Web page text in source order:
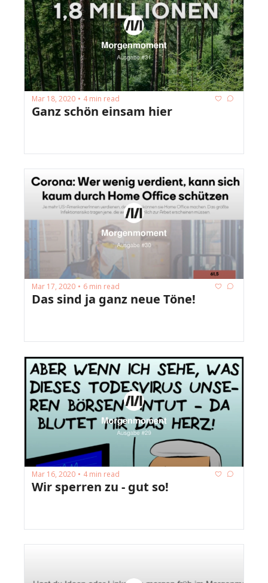
Mar 18, 2020 • 4 min read
Ganz schön einsam hier
Mar 17, 2020 • 6 min read
Das sind ja ganz neue Töne!
Mar 16, 2020 • 4 min read
Wir sperren zu - gut so!